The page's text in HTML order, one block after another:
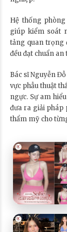
Hệ thống
giúp kiểm soát
tảng quan trọng
đều đạt chuẩn an
Bác sĩ Nguyễn
vực phẫu thuật
ngực. Sự am
đưa ra giải pháp
thẩm mỹ cho